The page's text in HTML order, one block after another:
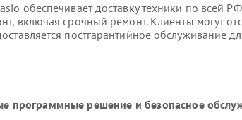
обеспечивает доставку техники по всей
включая срочный ремонт. Клиенты могут
постгарантийное обслуживание
программные решение и безопасное